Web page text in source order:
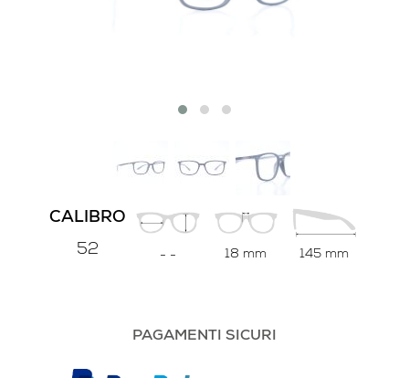
CALIBRO
52 - - 18 mm 145 mm
PAGAMENTI SICURI